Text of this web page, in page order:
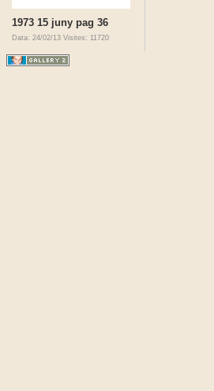
1973 15 juny pag 36
Data: 24/02/13 Visites: 11720